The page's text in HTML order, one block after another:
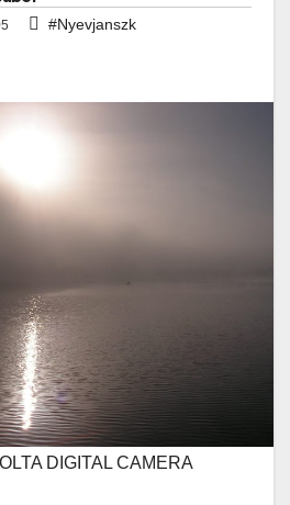
#Nyevjanszk
DIGITAL CAMERA